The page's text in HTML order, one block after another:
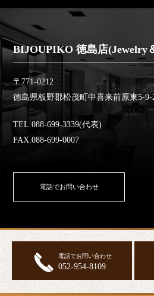
BIJOUPIKO 徳島店(Jewelry
〒771-0212
徳島県板野郡松茂町中喜来前原東5-9-
TEL.088-699-3339(代表)
FAX.088-699-0007
電話でお問い合わせ
電話でお問い合わせ
052-954-8109